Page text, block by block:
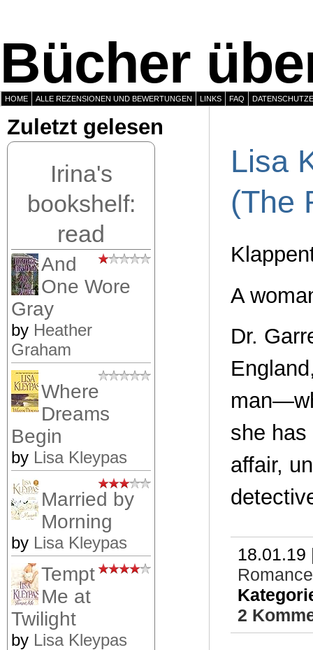
Bücher
HOME ALLE REZENSIONEN UND BEWERTUNGEN LINKS FAQ
Zuletzt gelesen
Irina's
bookshelf:
read
And
One Wore
Gray
by Heather
Graham
Where
Dreams
Begin
by Lisa Kleypas
Married by
Morning
by Lisa Kleypas
Tempt
Me at
Twilight
by Lisa Kleypas
Lisa
(The
A
Dr.
she
affair,
Romance
2